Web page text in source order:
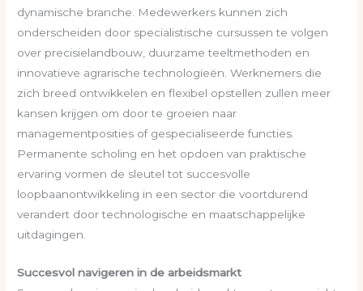
dynamische branche. Medewerkers kunnen zich
onderscheiden door specialistische cursussen te volgen
over precisielandbouw, duurzame teeltmethoden en
innovatieve agrarische technologieën. Werknemers die
zich breed ontwikkelen en flexibel opstellen zullen meer
kansen krijgen om door te groeien naar
managementposities of gespecialiseerde functies.
Permanente scholing en het opdoen van praktische
ervaring vormen de sleutel tot succesvolle
loopbaanontwikkeling in een sector die voortdurend
verandert door technologische en maatschappelijke
uitdagingen.
Succesvol navigeren in de arbeidsmarkt